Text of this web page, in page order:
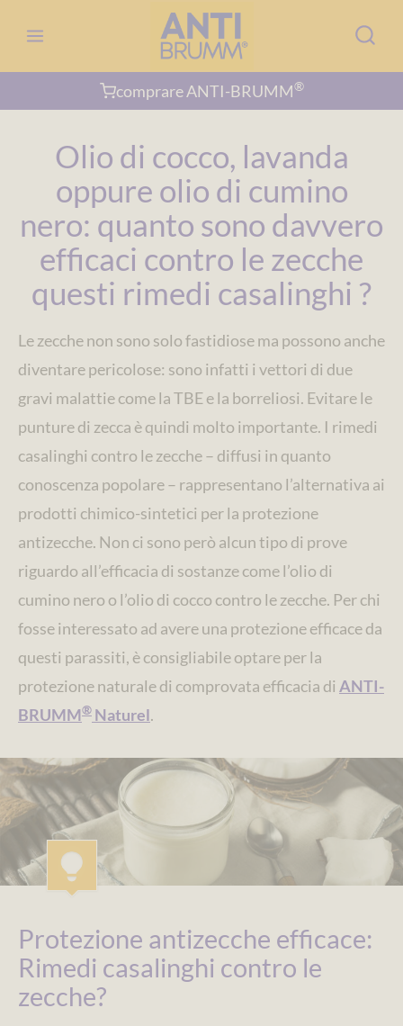
contenuto
comprare ANTI-BRUMM®
Olio di cocco, lavanda
oppure olio di cumino
nero: quanto sono davvero
efficaci contro le zecche
questi rimedi casalinghi ?
Le zecche non sono solo fastidiose ma possono anche
diventare pericolose: sono infatti i vettori di due
gravi malattie come la TBE e la borreliosi. Evitare le
punture di zecca è quindi molto importante. I rimedi
casalinghi contro le zecche – diffusi in quanto
conoscenza popolare – rappresentano l’alternativa ai
prodotti chimico-sintetici per la protezione
antizecche. Non ci sono però alcun tipo di prove
riguardo all’efficacia di sostanze come l’olio di
cumino nero o l’olio di cocco contro le zecche. Per chi
fosse interessato ad avere una protezione efficace da
questi parassiti, è consigliabile optare per la
protezione naturale di comprovata efficacia di ANTI-
BRUMM® Naturel.
Protezione antizecche efficace:
Rimedi casalinghi contro le
zecche?